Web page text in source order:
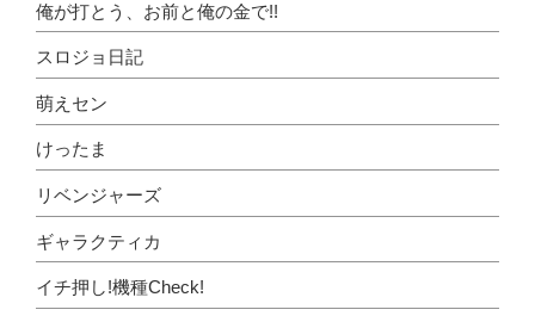
俺が打とう、お前と俺の金で!!
スロジョ日記
萌えセン
けったま
リベンジャーズ
ギャラクティカ
イチ押し!機種Check!